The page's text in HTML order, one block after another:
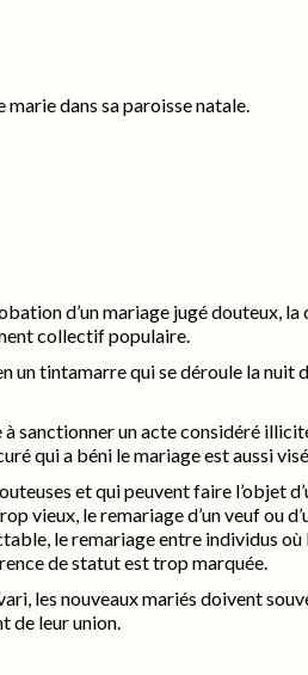
marie dans sa paroisse natale.
d’un mariage jugé douteux,
collectif populaire.
un tintamarre qui se déroule la nuit
sanctionner un acte considéré
qui a béni le mariage est aussi
et qui peuvent faire l’objet
vieux, le remariage d’un veuf ou
le remariage entre individus où
de statut est trop marquée.
les nouveaux mariés doivent
de leur union.